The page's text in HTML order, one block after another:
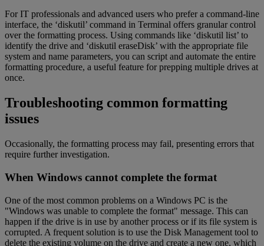
For IT professionals and advanced users who prefer a command-line
interface, the ‘diskutil’ command in Terminal offers granular control
over the formatting process. Using commands like ‘diskutil list’ to
identify the drive and ‘diskutil eraseDisk’ with the appropriate file
system and name parameters, you can script and automate the entire
formatting procedure, a useful feature for prepping multiple drives at
once.
Troubleshooting common formatting
issues
Occasionally, the formatting process may fail, presenting errors that
require further investigation.
When Windows cannot complete the format
One of the most common problems on a Windows PC is the
"Windows was unable to complete the format" message. This can
happen if the drive is in use by another process or if its file system is
corrupted. A frequent solution is to use the Disk Management tool to
delete the existing volume on the drive and create a new one, which